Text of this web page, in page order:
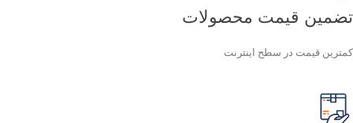
تضمین قیمت محصولات
کمترین قیمت در سطح اینترنت